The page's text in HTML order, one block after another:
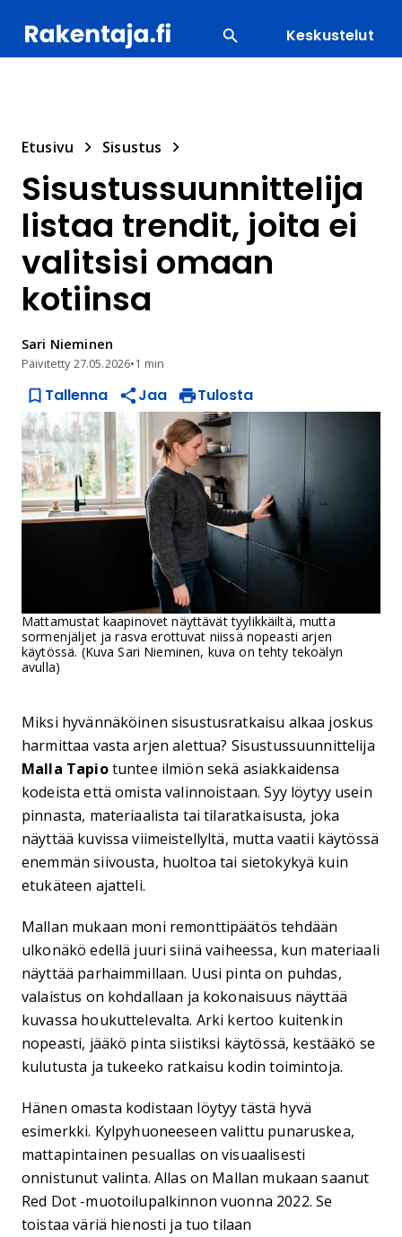
Keskustelut
Etusivu Sisustus
Sisustussuunnittelija
listaa trendit, joita ei
valitsisi omaan
kotiinsa
Sari Nieminen
Päivitetty27.05.2026•1 min
Tallenna Jaa Tulosta
Mattamustat kaapinovet näyttävät tyylikkäiltä, mutta
sormenjäljet ja rasva erottuvat niissä nopeasti arjen
käytössä. (Kuva Sari Nieminen, kuva on tehty tekoälyn
avulla)
Miksi hyvännäköinen sisustusratkaisu alkaa joskus
harmittaa vasta arjen alettua? Sisustussuunnittelija
Malla Tapiotuntee ilmiön sekä asiakkaidensa
kodeista että omista valinnoistaan. Syy löytyy usein
pinnasta, materiaalista tai tilaratkaisusta, joka
näyttää kuvissa viimeistellyltä, mutta vaatii käytössä
enemmän siivousta, huoltoa tai sietokykyä kuin
etukäteen ajatteli.
Mallan mukaan moni remonttipäätös tehdään
ulkonäkö edellä juuri siinä vaiheessa, kun materiaali
näyttää parhaimmillaan. Uusi pinta on puhdas,
valaistus on kohdallaan ja kokonaisuus näyttää
kuvassa houkuttelevalta. Arki kertoo kuitenkin
nopeasti, jääkö pinta siistiksi käytössä, kestääkö se
kulutusta ja tukeeko ratkaisu kodin toimintoja.
Hänen omasta kodistaan löytyy tästä hyvä
esimerkki. Kylpyhuoneeseen valittu punaruskea,
mattapintainen pesuallas on visuaalisesti
onnistunut valinta. Allas on Mallan mukaan saanut
Red Dot -muotoilupalkinnon vuonna 2022. Se
toistaa väriä hienosti ja tuo tilaan